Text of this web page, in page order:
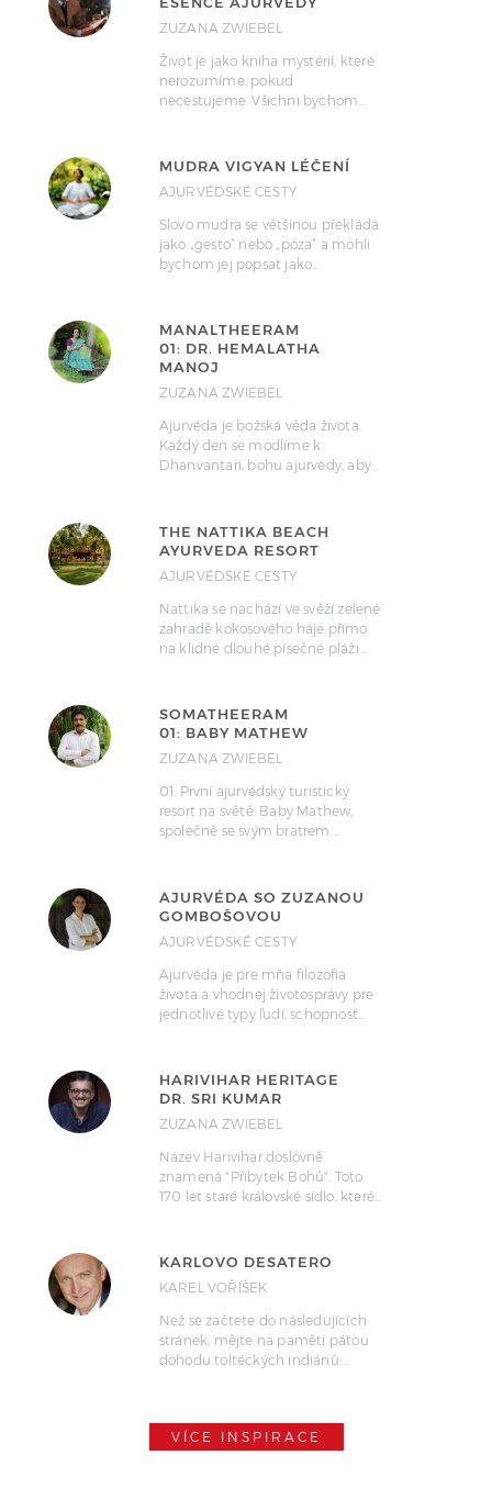
ZUZANA ZWIEBEL
Život je jako kniha mystérií, které
nerozumíme, pokud
necestujeme. Všichni bychom…
MUDRA VIGYAN LÉČENÍ
AJURVÉDSKÉ CESTY
Slovo mudra se většinou překládá
jako „gesto“ nebo „póza“ a mohli
bychom jej popsat jako…
MANALTHEERAM
01: DR. HEMALATHA
MANOJ
ZUZANA ZWIEBEL
Ajurvéda je božská věda života.
Každý den se modlíme k
Dhanvantari, bohu ajurvédy, aby…
THE NATTIKA BEACH
AYURVEDA RESORT
AJURVÉDSKÉ CESTY
Nattika se nachází ve svěží zelené
zahradě kokosového háje přímo
na klidné dlouhé písečné pláži…
SOMATHEERAM
01: BABY MATHEW
ZUZANA ZWIEBEL
01: První ajurvédský turistický
resort na světě: Baby Mathew,
společně se svým bratrem…
AJURVÉDA SO ZUZANOU
GOMBOŠOVOU
AJURVÉDSKÉ CESTY
Ajurvéda je pre mňa filozofia
života a vhodnej životosprávy pre
jednotlivé typy ľudí, schopnosť…
HARIVIHAR HERITAGE
DR. SRI KUMAR
ZUZANA ZWIEBEL
Název Harivihar doslovně
znamená "Příbytek Bohů". Toto
170 let staré královské sídlo, které…
KARLOVO DESATERO
KAREL VOŘÍŠEK
Než se začtete do následujících
stránek, mějte na paměti pátou
dohodu toltéckých indiánů:…
VÍCE INSPIRACE